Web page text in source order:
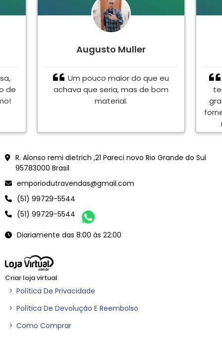
de
Augusto Muller
Um pouco maior do que eu
achava que seria, mas de bom
material.
R. Alonso remi dietrich ,21 Pareci novo Rio Grande do Sul
95783000 Brasil
emporiodutravendas@gmail.com
(51) 99729-5544
(51) 99729-5544
Diariamente das 8:00 às 22:00
Criar loja virtual
> Política De Privacidade
> Política De Devolução E Reembolso
> Como Comprar